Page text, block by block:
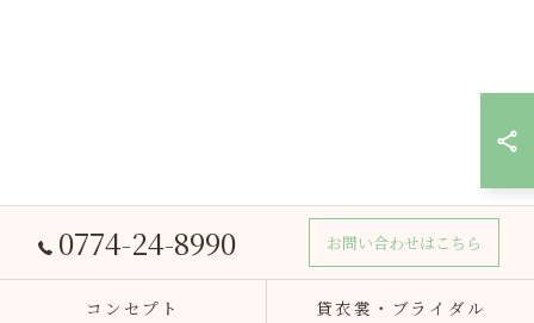
0774-24-8990 お問い合わせはこちら
コンセプト 貸衣裳・ブライダル